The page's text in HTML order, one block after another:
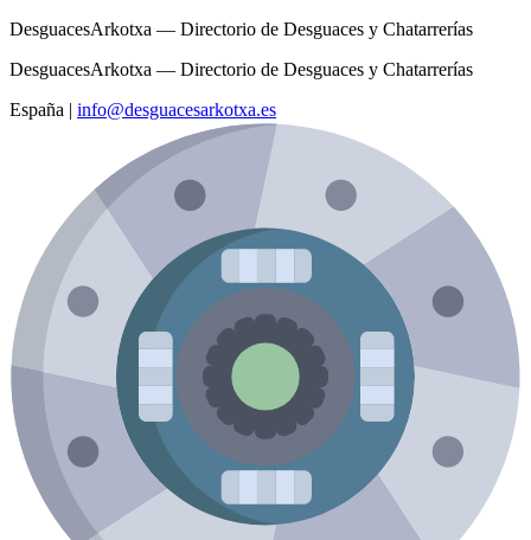
DesguacesArkotxa — Directorio de Desguaces y Chatarrerías
DesguacesArkotxa — Directorio de Desguaces y Chatarrerías
España | info@desguacesarkotxa.es